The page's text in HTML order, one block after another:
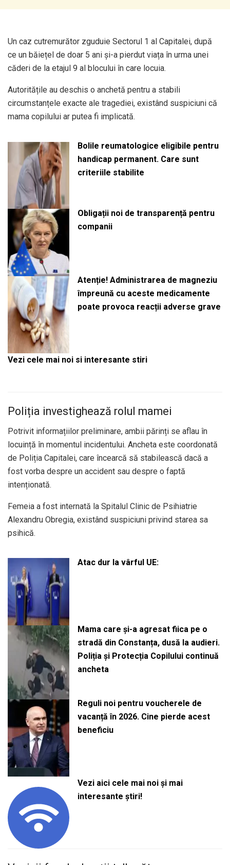
Un caz cutremurător zguduie Sectorul 1 al Capitalei, după
ce un băiețel de doar 5 ani și-a pierdut viața în urma unei
căderi de la etajul 9 al blocului în care locuia.
Autoritățile au deschis o anchetă pentru a stabili
circumstanțele exacte ale tragediei, existând suspiciuni că
mama copilului ar putea fi implicată.
Bolile reumatologice eligibile pentru
handicap permanent. Care sunt
criteriile stabilite
Obligații noi de transparență pentru
companii
Atenție! Administrarea de magneziu
împreună cu aceste medicamente
poate provoca reacții adverse grave
Vezi cele mai noi si interesante stiri
Poliția investighează rolul mamei
Potrivit informațiilor preliminare, ambii părinți se aflau în
locuință în momentul incidentului. Ancheta este coordonată
de Poliția Capitalei, care încearcă să stabilească dacă a
fost vorba despre un accident sau despre o faptă
intenționată.
Femeia a fost internată la Spitalul Clinic de Psihiatrie
Alexandru Obregia, existând suspiciuni privind starea sa
psihică.
Atac dur la vârful UE:
Mama care și-a agresat fiica pe o
stradă din Constanța, dusă la audieri.
Poliția și Protecția Copilului continuă
ancheta
Reguli noi pentru voucherele de
vacanță în 2026. Cine pierde acest
beneficiu
Vezi aici cele mai noi și mai
interesante știri!